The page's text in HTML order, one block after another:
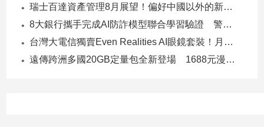
技/
動
瑞士百達資產管理8月展望！偏好中國以外的新興市場 看好這些產業
8大銀行攜手完成AI防詐模型聯合學習驗證 警示帳戶準確度提升2倍
台灣大電信獨賣Even Realities AI眼鏡套裝！月付1399元 專案價3990
遠傳跨洲多國20GB定量包全新登場 1688元漫遊逾百國家！